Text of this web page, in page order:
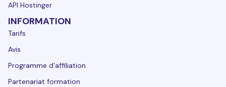
API Hostinger
INFORMATION
Tarifs
Avis
Programme d'affiliation
Partenariat formation